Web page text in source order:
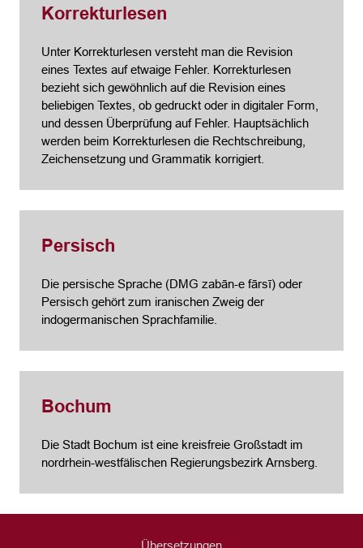
Korrekturlesen
Unter Korrekturlesen versteht man die Revision
eines Textes auf etwaige Fehler. Korrekturlesen
bezieht sich gewöhnlich auf die Revision eines
beliebigen Textes, ob gedruckt oder in digitaler Form,
und dessen Überprüfung auf Fehler. Hauptsächlich
werden beim Korrekturlesen die Rechtschreibung,
Zeichensetzung und Grammatik korrigiert.
Persisch
Die persische Sprache (DMG zabān-e fārsī) oder
Persisch gehört zum iranischen Zweig der
indogermanischen Sprachfamilie.
Bochum
Die Stadt Bochum ist eine kreisfreie Großstadt im
nordrhein-westfälischen Regierungsbezirk Arnsberg.